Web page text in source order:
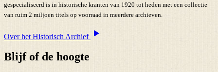
gespecialiseerd is in historische kranten van 1920 tot heden met een collectie
van ruim 2 miljoen titels op voorraad in meerdere archieven.
Over het Historisch Archief
Blijf of de hoogte